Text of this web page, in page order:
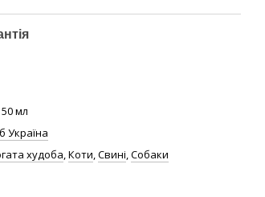
мл
Україна
худоба,Коти,Свині,Собаки